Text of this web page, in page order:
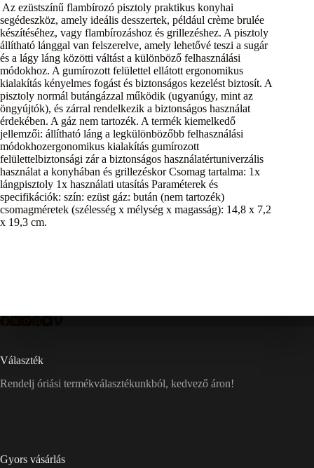
Az ezüstszínű flambírozó pisztoly praktikus konyhai
segédeszköz, amely ideális desszertek, például crème brulée
készítéséhez, vagy flambírozáshoz és grillezéshez. A pisztoly
állítható lánggal van felszerelve, amely lehetővé teszi a sugár
és a lágy láng közötti váltást a különböző felhasználási
módokhoz. A gumírozott felülettel ellátott ergonomikus
kialakítás kényelmes fogást és biztonságos kezelést biztosít. A
pisztoly normál butángázzal működik (ugyanúgy, mint az
öngyújtók), és zárral rendelkezik a biztonságos használat
érdekében. A gáz nem tartozék. A termék kiemelkedő
jellemzői: állítható láng a legkülönbözőbb felhasználási
módokhozergonomikus kialakítás gumírozott
felülettelbiztonsági zár a biztonságos használatértuniverzális
használat a konyhában és grillezéskor Csomag tartalma: 1x
lángpisztoly 1x használati utasítás Paraméterek és
specifikációk: szín: ezüst gáz: bután (nem tartozék)
csomagméretek (szélesség x mélység x magasság): 14,8 x 7,2
x 19,3 cm.
Választék
Rendelj óriási termékválasztékunkból, kedvező áron!
Gyors vásárlás